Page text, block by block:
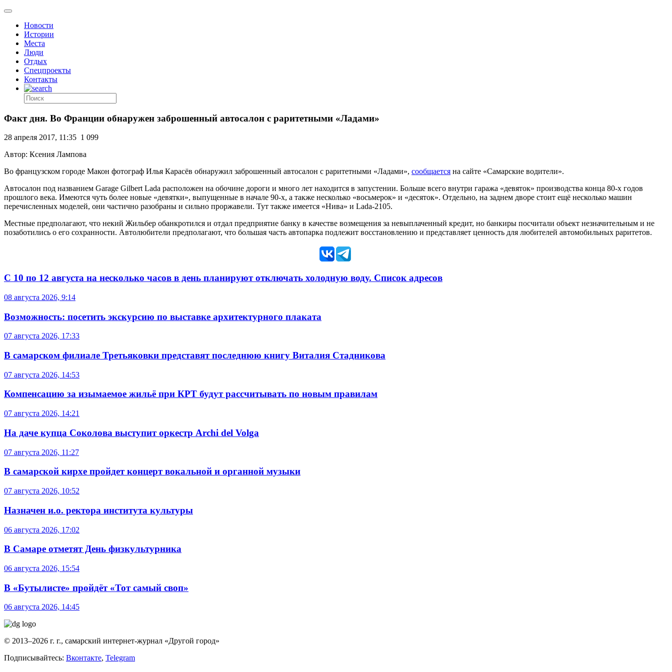
Новости
Истории
Места
Люди
Отдых
Спецпроекты
Контакты
Факт дня. Во Франции обнаружен заброшенный автосалон с раритетными «Ладами»
28 апреля 2017, 11:35 1 099
Автор: Ксения Лампова
Во французском городе Макон фотограф Илья Карасёв обнаружил заброшенный автосалон с раритетными «Ладами», сообщается на сайте «Самарские водители».
Автосалон под названием Garage Gilbert Lada расположен на обочине дороги и много лет находится в запустении. Больше всего внутри гаража «девяток» производства конца 80-х годов
прошлого века. Имеются чуть более новые «девятки», выпущенные в начале 90-х, а также несколько «восьмерок» и «десяток». Отдельно, на заднем дворе стоит ещё несколько машин
перечисленных моделей, они частично разобраны и сильно проржавели. Тут также имеется «Нива» и Lada-2105.
Местные предполагают, что некий Жильбер обанкротился и отдал предприятие банку в качестве возмещения за невыплаченный кредит, но банкиры посчитали объект незначительным и не
позаботились о его сохранности. Автолюбители предполагают, что большая часть автопарка подлежит восстановлению и представляет ценность для любителей автомобильных раритетов.
С 10 по 12 августа на несколько часов в день планируют отключать холодную воду. Список адресов
08 августа 2026, 9:14
Возможность: посетить экскурсию по выставке архитектурного плаката
07 августа 2026, 17:33
В самарском филиале Третьяковки представят последнюю книгу Виталия Стадникова
07 августа 2026, 14:53
Компенсацию за изымаемое жильё при КРТ будут рассчитывать по новым правилам
07 августа 2026, 14:21
На даче купца Соколова выступит оркестр Archi del Volga
07 августа 2026, 11:27
В самарской кирхе пройдет концерт вокальной и органной музыки
07 августа 2026, 10:52
Назначен и.о. ректора института культуры
06 августа 2026, 17:02
В Самаре отметят День физкультурника
06 августа 2026, 15:54
В «Бутылисте» пройдёт «Тот самый своп»
06 августа 2026, 14:45
© 2013–2026 г. г., самарский интернет-журнал «Другой город»
Подписывайтесь: Вконтакте, Telegram